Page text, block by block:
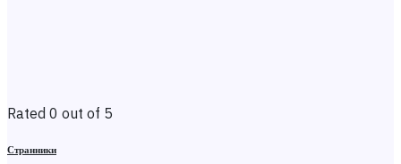
Rated 0 out of 5
Странники